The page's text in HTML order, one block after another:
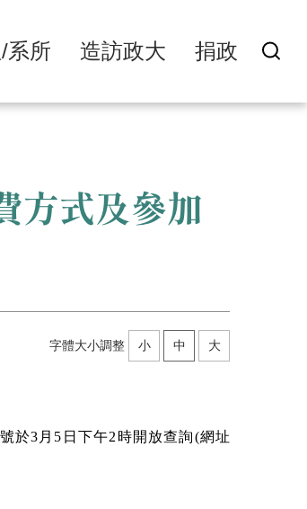
系所 造訪政大 捐政
方式及參加
字體大小調整 小 中 大
於3月5日下午2時開放查詢(網址